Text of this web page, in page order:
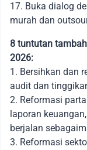
17. Buka dialog
murah dan
8 tuntutan
2026:
1. Bersihkan dan
audit dan
2. Reformasi
laporan
berjalan
3. Reformasi